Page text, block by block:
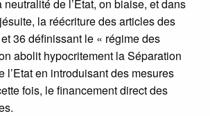
de l’Etat, on biaise, et dans
la réécriture des articles des
36 définissant le « régime des
abolit hypocritement la Séparation
l’Etat en introduisant des mesures
fois, le financement direct des